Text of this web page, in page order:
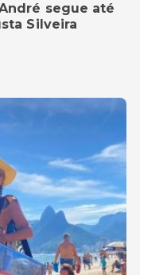
segue até
Silveira